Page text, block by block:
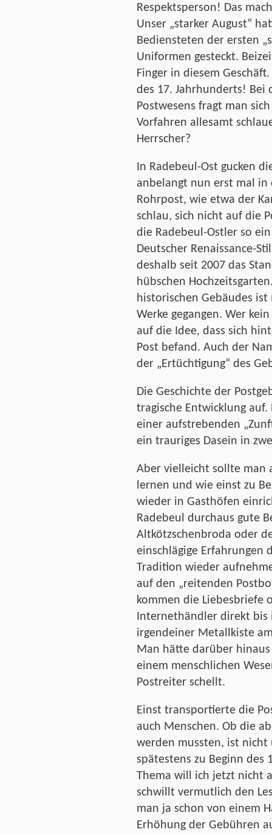
Respektsperson! Das
Unser „starker August“
Bediensteten der ersten
Uniformen gesteckt.
Finger in diesem
des 17. Jahrhunderts! Bei
Postwesens fragt man
Vorfahren allesamt
Herrscher?
In Radebeul-Ost gucken
anbelangt nun erst mal
Rohrpost, wie etwa der
schlau, sich nicht auf die
die Radebeul-Ostler so
Deutscher Renaissance-
deshalb seit 2007 das
hübschen
historischen Gebäudes
Werke gegangen. Wer
auf die Idee, dass sich
Post befand. Auch der
der „Ertüchtigung“ des
Die Geschichte der
tragische Entwicklung
einer aufstrebenden
ein trauriges Dasein in
Aber vielleicht sollte man
lernen und wie einst zu
wieder in Gasthöfen
Radebeul durchaus gute
Altkötzschenbroda oder
einschlägige Erfahrungen
Tradition wieder
auf den „reitenden
kommen die Liebesbriefe
Internethändler direkt bis
irgendeiner Metallkiste
Man hätte darüber
einem menschlichen
Postreiter schellt.
Einst transportierte die
auch Menschen. Ob die
werden mussten, ist
spätestens zu Beginn des
Thema will ich jetzt nicht
schwillt vermutlich den
man ja schon von einem
Erhöhung der Gebühren